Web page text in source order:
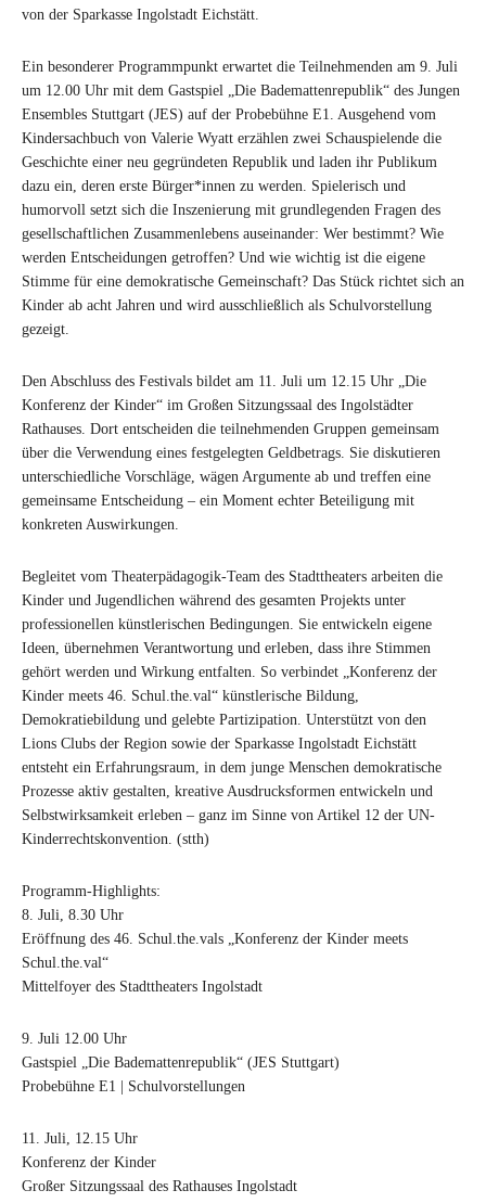
von der Sparkasse Ingolstadt Eichstätt.
Ein besonderer Programmpunkt erwartet die Teilnehmenden am 9. Juli
um 12.00 Uhr mit dem Gastspiel „Die Bademattenrepublik“ des Jungen
Ensembles Stuttgart (JES) auf der Probebühne E1. Ausgehend vom
Kindersachbuch von Valerie Wyatt erzählen zwei Schauspielende die
Geschichte einer neu gegründeten Republik und laden ihr Publikum
dazu ein, deren erste Bürger*innen zu werden. Spielerisch und
humorvoll setzt sich die Inszenierung mit grundlegenden Fragen des
gesellschaftlichen Zusammenlebens auseinander: Wer bestimmt? Wie
werden Entscheidungen getroffen? Und wie wichtig ist die eigene
Stimme für eine demokratische Gemeinschaft? Das Stück richtet sich an
Kinder ab acht Jahren und wird ausschließlich als Schulvorstellung
gezeigt.
Den Abschluss des Festivals bildet am 11. Juli um 12.15 Uhr „Die
Konferenz der Kinder“ im Großen Sitzungssaal des Ingolstädter
Rathauses. Dort entscheiden die teilnehmenden Gruppen gemeinsam
über die Verwendung eines festgelegten Geldbetrags. Sie diskutieren
unterschiedliche Vorschläge, wägen Argumente ab und treffen eine
gemeinsame Entscheidung – ein Moment echter Beteiligung mit
konkreten Auswirkungen.
Begleitet vom Theaterpädagogik-Team des Stadttheaters arbeiten die
Kinder und Jugendlichen während des gesamten Projekts unter
professionellen künstlerischen Bedingungen. Sie entwickeln eigene
Ideen, übernehmen Verantwortung und erleben, dass ihre Stimmen
gehört werden und Wirkung entfalten. So verbindet „Konferenz der
Kinder meets 46. Schul.the.val“ künstlerische Bildung,
Demokratiebildung und gelebte Partizipation. Unterstützt von den
Lions Clubs der Region sowie der Sparkasse Ingolstadt Eichstätt
entsteht ein Erfahrungsraum, in dem junge Menschen demokratische
Prozesse aktiv gestalten, kreative Ausdrucksformen entwickeln und
Selbstwirksamkeit erleben – ganz im Sinne von Artikel 12 der UN-
Kinderrechtskonvention. (stth)
Programm-Highlights:
8. Juli, 8.30 Uhr
Eröffnung des 46. Schul.the.vals „Konferenz der Kinder meets
Schul.the.val“
Mittelfoyer des Stadttheaters Ingolstadt
9. Juli 12.00 Uhr
Gastspiel „Die Bademattenrepublik“ (JES Stuttgart)
Probebühne E1 | Schulvorstellungen
11. Juli, 12.15 Uhr
Konferenz der Kinder
Großer Sitzungssaal des Rathauses Ingolstadt